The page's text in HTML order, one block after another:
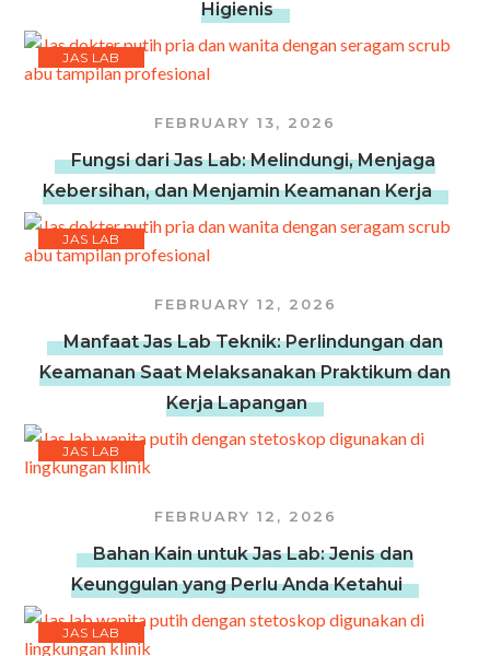
Higienis
JAS LAB
FEBRUARY 13, 2026
Fungsi dari Jas Lab: Melindungi, Menjaga
Kebersihan, dan Menjamin Keamanan Kerja
JAS LAB
FEBRUARY 12, 2026
Manfaat Jas Lab Teknik: Perlindungan dan
Keamanan Saat Melaksanakan Praktikum dan
Kerja Lapangan
JAS LAB
FEBRUARY 12, 2026
Bahan Kain untuk Jas Lab: Jenis dan
Keunggulan yang Perlu Anda Ketahui
JAS LAB